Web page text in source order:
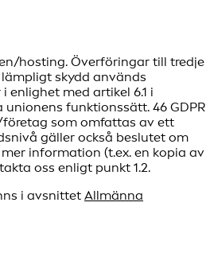
hosting. Överföringar till tredje
skydd används
enlighet med artikel 6.1 i
funktionssätt. 46 GDPR
som omfattas av ett
gäller också beslutet om
information (t.ex. en kopia av
oss enligt punkt 1.2.
i avsnittet Allmänna